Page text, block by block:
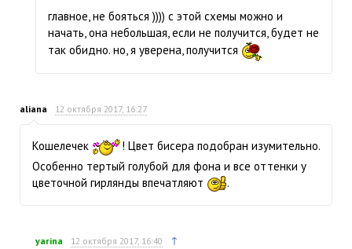
главное, не бояться )))) с этой схемы можно и
начать, она небольшая, если не получится, будет не
так обидно. но, я уверена, получится
aliana 12 октября 2017, 16:27
Кошелечек
! Цвет бисера подобран изумительно.
Особенно тертый голубой для фона и все оттенки у
цветочной гирлянды впечатляют
.
yarina 12 октября 2017, 16:40 ↑